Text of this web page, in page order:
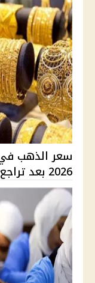
2026 بعد تراجع عيار 21 أمس